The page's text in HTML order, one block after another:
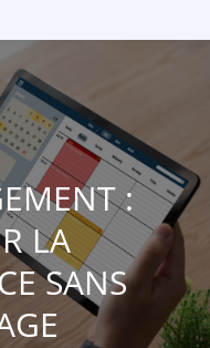
:
LA
SANS